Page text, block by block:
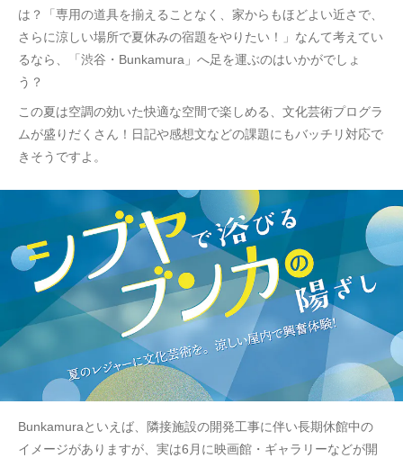
は？「専用の道具を揃えることなく、家からもほどよい近さで、
さらに涼しい場所で夏休みの宿題をやりたい！」なんて考えてい
るなら、「渋谷・Bunkamura」へ足を運ぶのはいかがでしょ
う？
この夏は空調の効いた快適な空間で楽しめる、文化芸術プログラ
ムが盛りだくさん！日記や感想文などの課題にもバッチリ対応で
きそうですよ。
Bunkamuraといえば、隣接施設の開発工事に伴い長期休館中の
イメージがありますが、実は6月に映画館・ギャラリーなどが開